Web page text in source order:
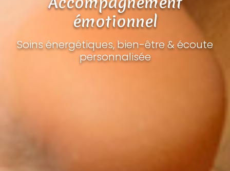
émotionnel
Soins énergétiques, bien-être & écoute
personnalisée